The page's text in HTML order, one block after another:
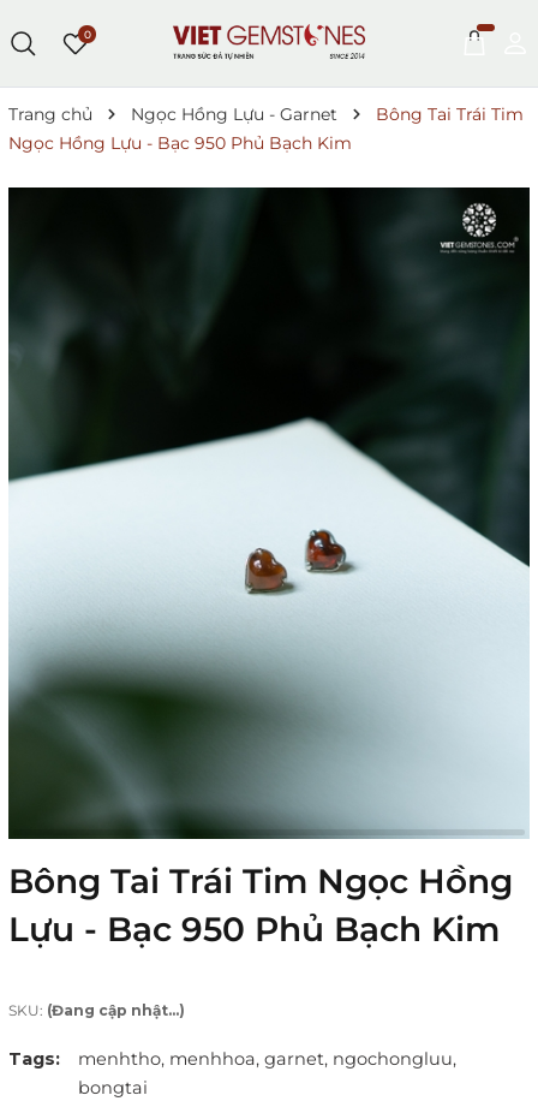
0
Trang chủ Ngọc Hồng Lựu - Garnet
Bông Tai Trái Tim
Ngọc Hồng Lựu - Bạc 950 Phủ Bạch Kim
Bông Tai Trái Tim Ngọc Hồng
Lựu - Bạc 950 Phủ Bạch Kim
SKU: (Đang cập nhật...)
Tags: menhtho, menhhoa, garnet, ngochongluu,
bongtai